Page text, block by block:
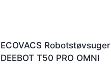
ECOVACS Robotstøvsuger
DEEBOT T50 PRO OMNI